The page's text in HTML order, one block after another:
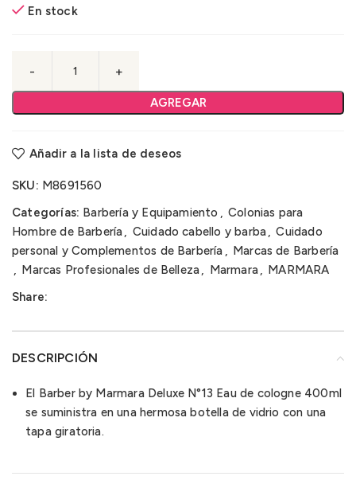
En stock
AGREGAR
Añadir a la lista de deseos
SKU: M8691560
Categorías: Barbería y Equipamiento , Colonias para
Hombre de Barbería, Cuidado cabello y barba, Cuidado
personal y Complementos de Barbería , Marcas de Barbería
, Marcas Profesionales de Belleza, Marmara, MARMARA
Share:
DESCRIPCIÓN
El Barber by Marmara Deluxe N°13 Eau de cologne 400ml
se suministra en una hermosa botella de vidrio con una
tapa giratoria.